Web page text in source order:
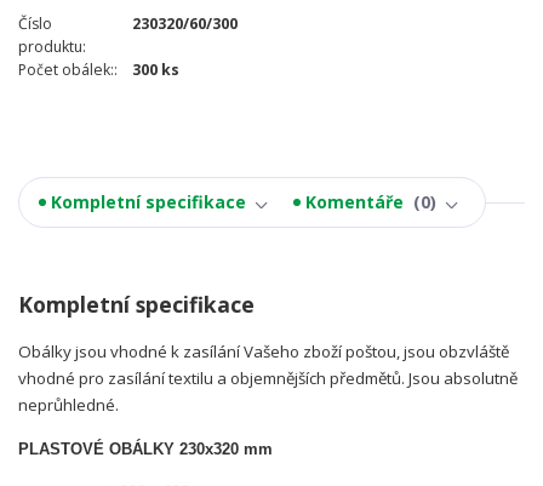
Číslo
produktu:
230320/60/300
Počet obálek:: 300 ks
Kompletní specifikace Komentáře 0
Kompletní specifikace
Obálky jsou vhodné k zasílání Vašeho zboží poštou, jsou obzvláště
vhodné pro zasílání textilu a objemnějších předmětů. Jsou absolutně
neprůhledné.
PLASTOVÉ OBÁLKY 230x320 mm